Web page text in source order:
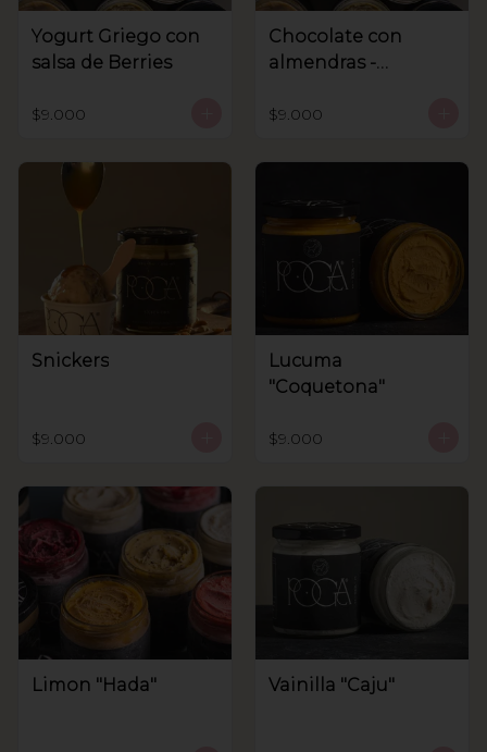
Yogurt Griego con
salsa de Berries
$9.000
Chocolate con
almendras -
$9.000
Snickers
$9.000
Lucuma
"Coquetona"
$9.000
Limon "Hada" Vainilla "Caju"